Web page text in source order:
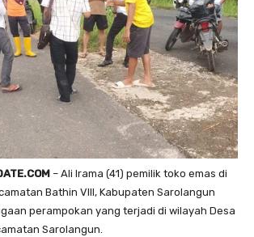
– Ali Irama (41) pemilik toko emas di
Bathin Vlll, Kabupaten Sarolangun
perampokan yang terjadi di wilayah Desa
Sarolangun.